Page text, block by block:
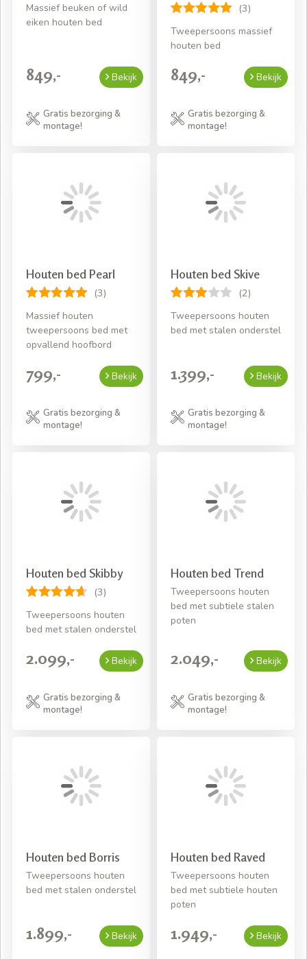
Massief beuken of wild
eiken houten bed
849,- Bekijk
Gratis bezorging &
montage!
(3)
Tweepersoons massief
houten bed
849,- Bekijk
Gratis bezorging &
montage!
Houten bed Pearl
(3)
Massief houten
tweepersoons bed met
opvallend hoofbord
799,- Bekijk
Gratis bezorging &
montage!
Houten bed Skive
(2)
Tweepersoons houten
bed met stalen onderstel
1.399,- Bekijk
Gratis bezorging &
montage!
Houten bed Skibby
(3)
Tweepersoons houten
bed met stalen onderstel
2.099,- Bekijk
Gratis bezorging &
montage!
Houten bed Trend
Tweepersoons houten
bed met subtiele stalen
poten
2.049,- Bekijk
Gratis bezorging &
montage!
Houten bed Borris
Tweepersoons houten
bed met stalen onderstel
1.899,- Bekijk
Houten bed Raved
Tweepersoons houten
bed met subtiele houten
poten
1.949,- Bekijk